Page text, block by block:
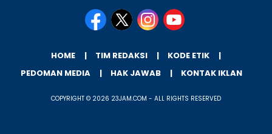
HOME TIM REDAKSI
KODE ETIK
PEDOMAN MEDIA
HAK JAWAB KONTAK IKLAN
COPYRIGHT © 2026 23JAM.COM - ALL RIGHTS RESERVED